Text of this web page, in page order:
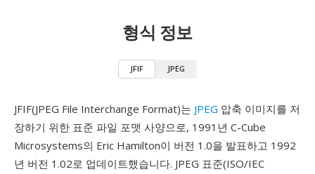
형식 정보
JFIF JPEG
JFIF(JPEG File Interchange Format)는 JPEG 압축 이미지를 저
장하기 위한 표준 파일 포맷 사양으로, 1991년 C-Cube
Microsystems의 Eric Hamilton이 버전 1.0을 발표하고 1992
년 버전 1.02로 업데이트했습니다. JPEG 표준(ISO/IEC